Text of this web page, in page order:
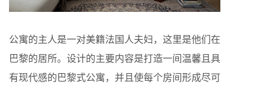
公寓的主人是一对美籍法国人夫妇，这里是他们在
巴黎的居所。设计的主要内容是打造一间温馨且具
有现代感的巴黎式公寓，并且使每个房间形成尽可